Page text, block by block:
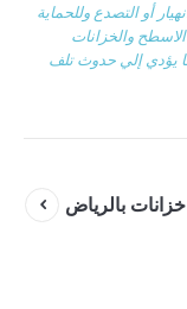
أو التصدع وللحماية
والخزانات
يؤدي إلي حدوث تلف
بالرياض